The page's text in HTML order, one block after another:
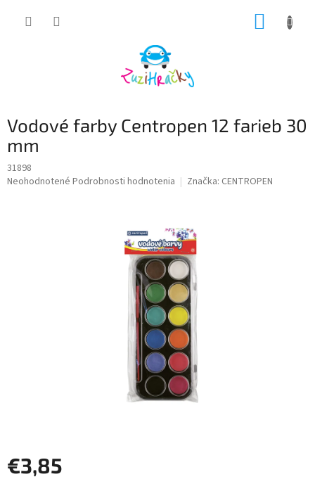
Vodové farby Centropen 12 farieb 30
mm
31898
Priemerné
Neohodnotené Podrobnosti hodnotenia Značka: CENTROPEN
€3,85